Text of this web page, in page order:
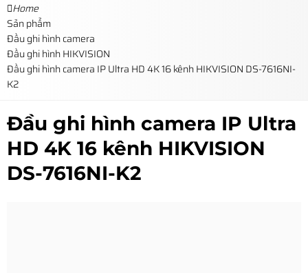
Home
Sản phẩm
Đầu ghi hình camera
Đầu ghi hình HIKVISION
Đầu ghi hình camera IP Ultra HD 4K 16 kênh HIKVISION DS-7616NI-
K2
Đầu ghi hình camera IP Ultra
HD 4K 16 kênh HIKVISION
DS-7616NI-K2